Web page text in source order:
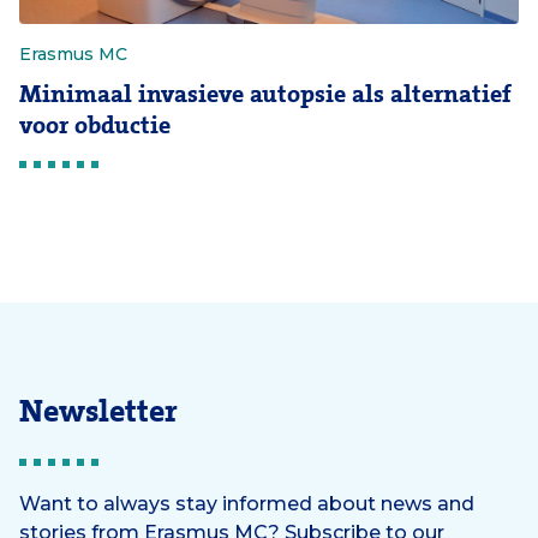
Erasmus MC
Minimaal invasieve autopsie als alternatief
voor obductie
Newsletter
Want to always stay informed about news and
stories from Erasmus MC? Subscribe to our